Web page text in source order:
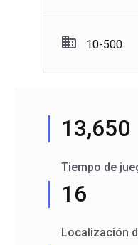
10-500
13,650
Tiempo de
16
Localización